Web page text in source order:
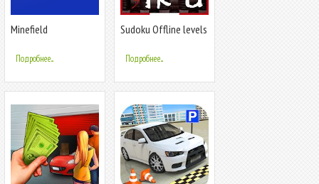
Minefield
Подробнее...
Sudoku Offline levels
Подробнее...